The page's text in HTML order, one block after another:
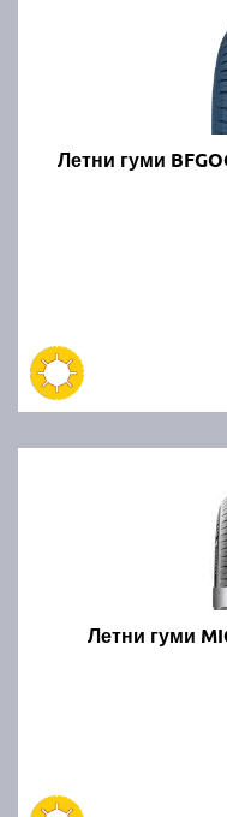
Летни гуми
Летни гуми